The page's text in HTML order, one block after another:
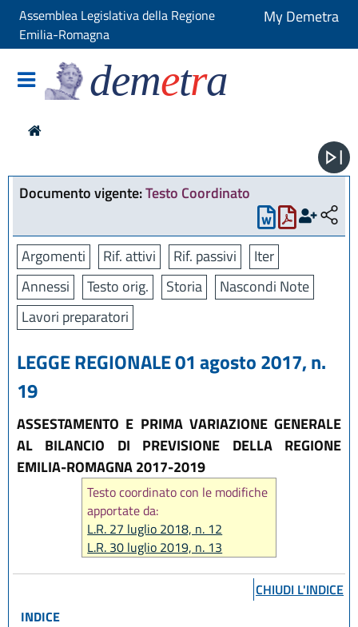
Assemblea Legislativa della Regione
Emilia-Romagna
My Demetra
demetra
Documento vigente:Testo Coordinato
Argomenti Rif. attivi Rif. passivi
Iter
Annessi
Testo orig. Storia
Nascondi Note
Lavori preparatori
LEGGE REGIONALE 01 agosto 2017, n.
19
ASSESTAMENTO E PRIMA VARIAZIONE GENERALE
AL BILANCIO DI PREVISIONE DELLA REGIONE
EMILIA-ROMAGNA 2017-2019
Testo coordinato con le modifiche
apportate da:
L.R. 27 luglio 2018, n. 12
L.R. 30 luglio 2019, n. 13
CHIUDI L'INDICE
INDICE